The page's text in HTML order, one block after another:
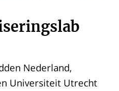
Nederland,
Universiteit Utrecht